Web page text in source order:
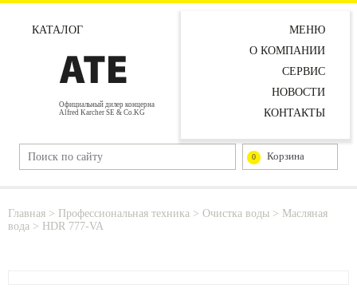
Официальный дилер концерна
Alfred Karcher SE & Co.KG
КАТАЛОГ
О КОМПАНИИ
СЕРВИС
НОВОСТИ
КОНТАКТЫ
МЕНЮ
0 Корзина
Главная > Профессиональная техника > Очистка воды > Масляная
вода > HDR 777-VA